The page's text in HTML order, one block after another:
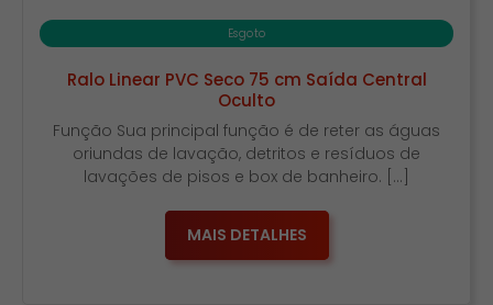
Esgoto
Ralo Linear PVC Seco 75 cm Saída Central
Oculto
Função Sua principal função é de reter as águas
oriundas de lavação, detritos e resíduos de
lavações de pisos e box de banheiro. […]
MAIS DETALHES